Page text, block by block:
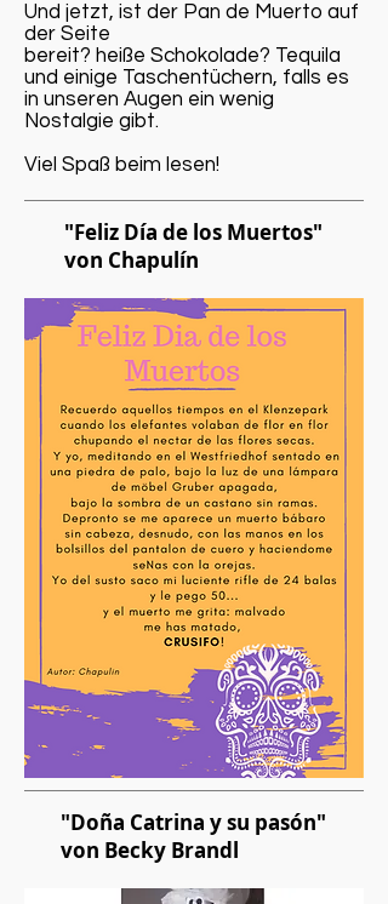
Und jetzt, ist der Pan de Muerto auf
der Seite
bereit? heiße Schokolade? Tequila
und einige Taschentüchern, falls es
in unseren Augen ein wenig
Nostalgie gibt.
Viel Spaß beim lesen!
"Feliz Día de los Muertos"
von Chapulín
"Doña Catrina y su pasón"
von Becky Brandl